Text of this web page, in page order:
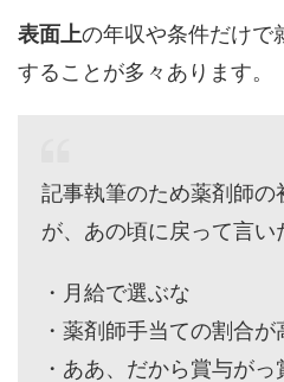
表面上の年収や条件だけで
することが多々あります。
記事執筆のため薬剤師の
が、あの頃に戻って言い
・月給で選ぶな
・薬剤師手当ての割合が
・ああ、だから賞与がっ